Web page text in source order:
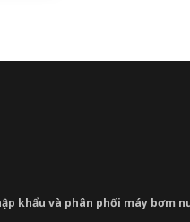
khẩu và phân phối máy bơm